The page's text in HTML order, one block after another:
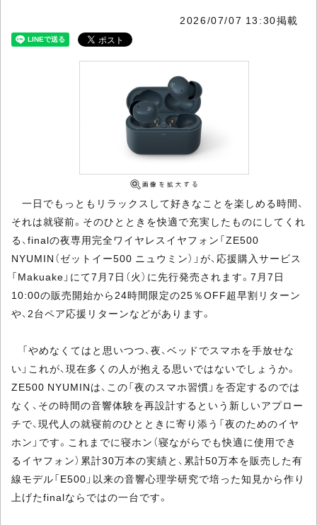
2026/07/07 13:30掲載
一日でもっともリラックスして好きなことを楽しめる時間、
それは就寝前。そのひとときを快適で充実したものにしてくれ
る、finalの夜専用完全ワイヤレスイヤフォン「ZE500
NYUMIN（ゼットイー500 ニュウミン）」が、応援購入サービス
「Makuake」にて7月7日（火）に先行発売されます。7月7日
10:00の販売開始から24時間限定の25％OFF超早割リターン
や、2台ペア応援リターンなどがあります。
「やめなくてはと思いつつ、夜、ベッドでスマホを手放せな
い」これが、現在多くの人が抱える思いではないでしょうか。
ZE500 NYUMINは、この「夜のスマホ習慣」を否定するのでは
なく、その時間の音響体験を再設計するという新しいアプロー
チで、現代人の就寝前のひとときに寄り添う「夜のためのイヤ
ホン」です。これまでに寝ホン（寝ながらでも快適に使用でき
るイヤフォン）累計30万本の実績と、累計50万本を販売した有
線モデル「E500」以来の音響心理学研究で培った知見から作り
上げたfinalならではの一台です。